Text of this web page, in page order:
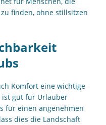
finden, ohne stillsitzen
Komfort eine wichtige
ist gut für Urlauber
für einen angenehmen
dies die Landschaft